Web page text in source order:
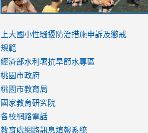
to
https://www.youtube.com/watch?
v=hC_gdZndU9s
to
https://www.youtube.com/watch?
v=hC_gdZndU9s
link
to
https://www.youtube.com/watch?
v=mfpNykQ0g4M
上大國小性騷擾防治措施申訴及懲戒
規範
經濟部水利署抗旱節水專區
桃園市政府
桃園市教育局
國家教育研究院
各校網路電話
教育處網路訊息填報系統